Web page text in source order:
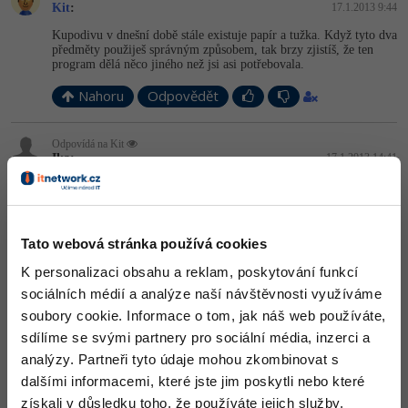
Tato webová stránka používá cookies
K personalizaci obsahu a reklam, poskytování funkcí
sociálních médií a analýze naší návštěvnosti využíváme
soubory cookie. Informace o tom, jak náš web používáte,
sdílíme se svými partnery pro sociální média, inzerci a
analýzy. Partneři tyto údaje mohou zkombinovat s
dalšími informacemi, které jste jim poskytli nebo které
získali v důsledku toho, že používáte jejich služby.
Copywriter
WordPress specialista
Algoritmy -41%
-10%
Fórum
Testování softwaru
Datová analýza
Digitální gramotnost
Kurzy designu
HTML/CSS -80%
Photoshop -80%
Příběhy absolventů
Blog
Kit: 17.1.2013 9:44
Kupodivu v dnešní době stále existuje papír a tužka. Když tyto dva
předměty použiješ správným způsobem, tak brzy zjistíš, že ten
program dělá něco jiného než jsi asi potřebovala.
Nahoru Odpovědět
Odpovídá na Kit
Ika: 17.1.2013 14:41
hmm..keby to take jednoduche bolo
Odpovídá na
Kit: 17.1.2013 14:47
Neumíš používat papír a tužku?
Nahoru Odpovědět